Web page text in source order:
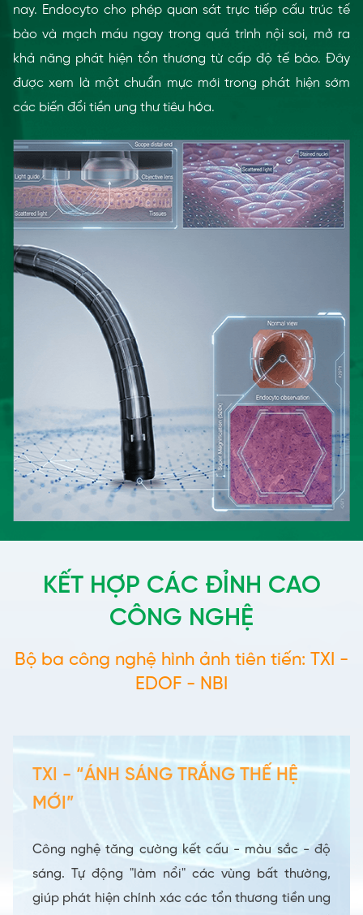
nay. Endocyto cho phép quan sát trực tiếp cấu trúc tế
bào và mạch máu ngay trong quá trình nội soi, mở ra
khả năng phát hiện tổn thương từ cấp độ tế bào. Đây
được xem là một chuẩn mực mới trong phát hiện sớm
các biến đổi tiền ung thư tiêu hóa.
KẾT HỢP CÁC ĐỈNH CAO
CÔNG NGHỆ
Bộ ba công nghệ hình ảnh tiên tiến: TXI -
EDOF - NBI
TXI - “ÁNH SÁNG TRẮNG THẾ HỆ
MỚI”
Công nghệ tăng cường kết cấu - màu sắc - độ
sáng. Tự động "làm nổi" các vùng bất thường,
giúp phát hiện chính xác các tổn thương tiền ung